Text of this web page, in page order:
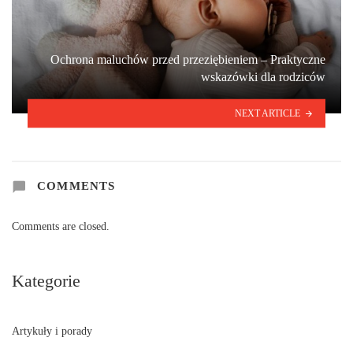
Ochrona maluchów przed przeziębieniem – Praktyczne
wskazówki dla rodziców
NEXT ARTICLE
COMMENTS
Comments are closed.
Kategorie
Artykuły i porady